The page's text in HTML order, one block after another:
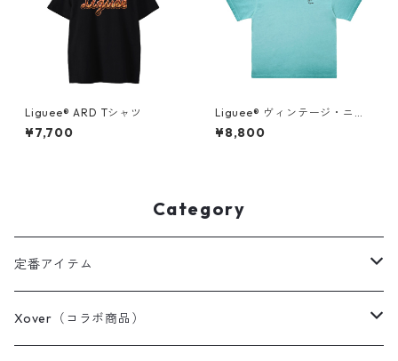
Liguee®️ ARD Tシャツ
¥7,700
Liguee®️ ヴィンテージ・ニュ
アンス Tシャツ（刺繍ロゴ）タ
ーコイズブルー
¥8,800
Category
定番アイテム
Tシャツ / カットソー
Xover（コラボ商品）